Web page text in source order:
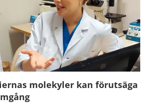
molekyler kan förutsäga